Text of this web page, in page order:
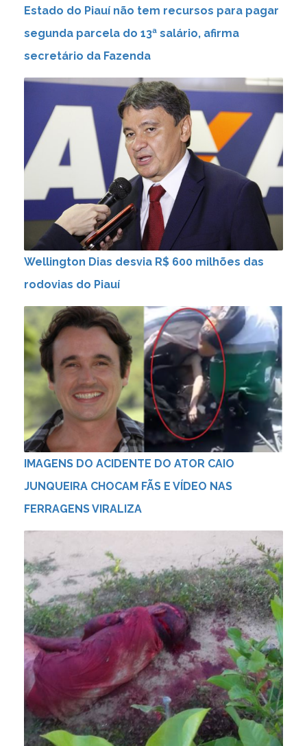
Estado do Piauí não tem recursos para pagar
segunda parcela do 13ª salário, afirma
secretário da Fazenda
Wellington Dias desvia R$ 600 milhões das
rodovias do Piauí
IMAGENS DO ACIDENTE DO ATOR CAIO
JUNQUEIRA CHOCAM FÃS E VÍDEO NAS
FERRAGENS VIRALIZA